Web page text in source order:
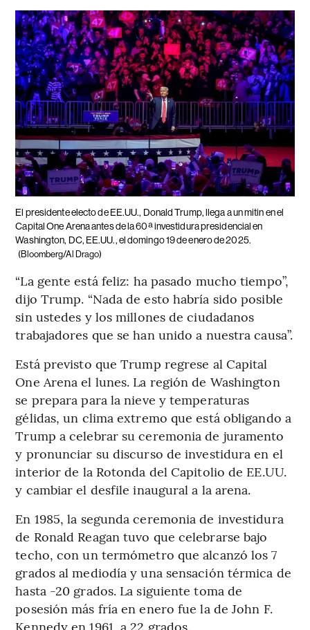
El presidente electo de EE.UU., Donald Trump, llega a un mitin en el
Capital One Arena antes de la 60ª investidura presidencial en
Washington, DC, EE.UU., el domingo 19 de enero de 2025.
(Bloomberg/Al Drago)
“La gente está feliz: ha pasado mucho tiempo”,
dijo Trump. “Nada de esto habría sido posible
sin ustedes y los millones de ciudadanos
trabajadores que se han unido a nuestra causa”.
Está previsto que Trump regrese al Capital
One Arena el lunes. La región de Washington
se prepara para la nieve y temperaturas
gélidas, un clima extremo que está obligando a
Trump a celebrar su ceremonia de juramento
y pronunciar su discurso de investidura en el
interior de la Rotonda del Capitolio de EE.UU.
y cambiar el desfile inaugural a la arena.
En 1985, la segunda ceremonia de investidura
de Ronald Reagan tuvo que celebrarse bajo
techo, con un termómetro que alcanzó los 7
grados al mediodía y una sensación térmica de
hasta -20 grados. La siguiente toma de
posesión más fría en enero fue la de John F.
Kennedy en 1961, a 22 grados.